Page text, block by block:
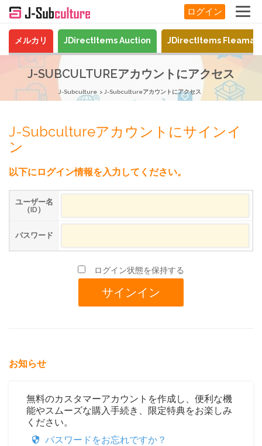
ログイン
メルカリ JDirectItems Auction JDirectItems
J-SUBCULTUREアカウントにアクセス
J-Subculture J-Subcultureアカウントにアクセス
J-Subcultureアカウントにサインイ
ン
以下にログイン情報を入力してください。
ユーザー名
（ID）
パスワード
ログイン状態を保持する
お知らせ
無料のカスタマーアカウントを作成し、便利な機
能やスムーズな購入手続き、限定特典をお楽しみ
ください。
パスワードをお忘れですか？